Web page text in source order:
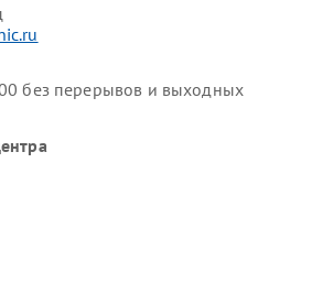
без перерывов и выходных